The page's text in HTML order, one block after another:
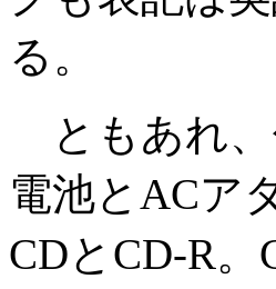
る。
ともあれ、
電池とACア
CDとCD-R